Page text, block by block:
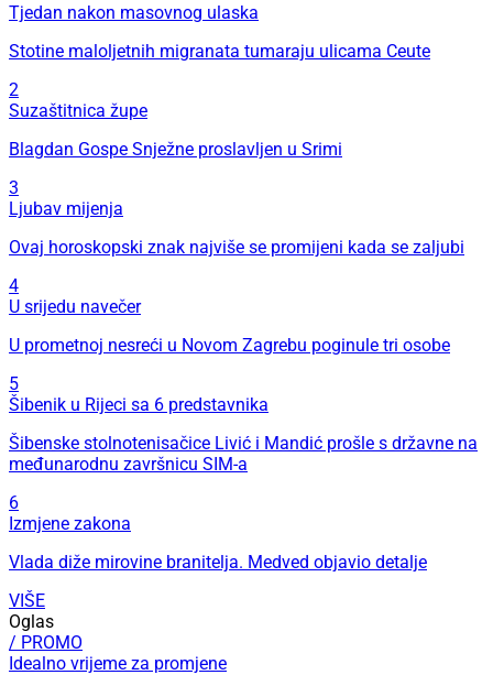
Tjedan nakon masovnog ulaska
Stotine maloljetnih migranata tumaraju ulicama Ceute
2
Suzaštitnica župe
Blagdan Gospe Snježne proslavljen u Srimi
3
Ljubav mijenja
Ovaj horoskopski znak najviše se promijeni kada se zaljubi
4
U srijedu navečer
U prometnoj nesreći u Novom Zagrebu poginule tri osobe
5
Šibenik u Rijeci sa 6 predstavnika
Šibenske stolnotenisačice Livić i Mandić prošle s državne na
međunarodnu završnicu SIM-a
6
Izmjene zakona
Vlada diže mirovine branitelja. Medved objavio detalje
VIŠE
Oglas
/ PROMO
Idealno vrijeme za promjene